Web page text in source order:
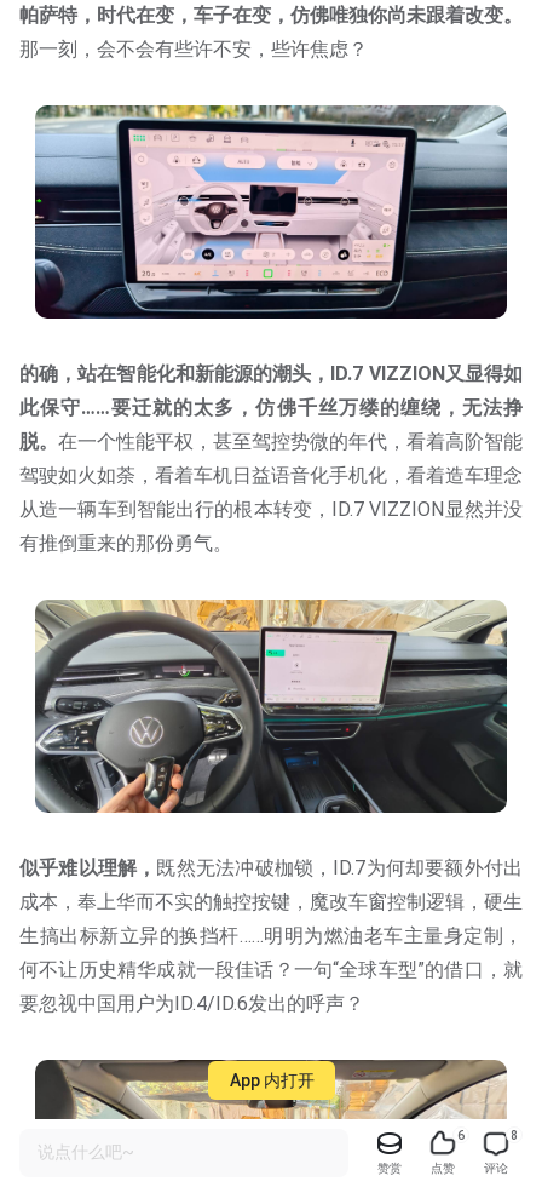
那一刻，会不会有些许不安，些许焦虑？
此保守……要迁就的太多，仿佛千丝万缕的缠绕，无法挣
脱。在一个性能平权，甚至驾控势微的年代，看着高阶智能
驾驶如火如荼，看着车机日益语音化手机化，看着造车理念
从造一辆车到智能出行的根本转变，ID.7 VIZZION显然并没
有推倒重来的那份勇气。
成本，奉上华而不实的触控按键，魔改车窗控制逻辑，硬生
生搞出标新立异的换挡杆……明明为燃油老车主量身定制，
何不让历史精华成就一段佳话？一句“全球车型”的借口，就
要忽视中国用户为ID.4/ID.6发出的呼声？
App 内打开
说点什么吧~
赞赏
6
点赞
8
评论